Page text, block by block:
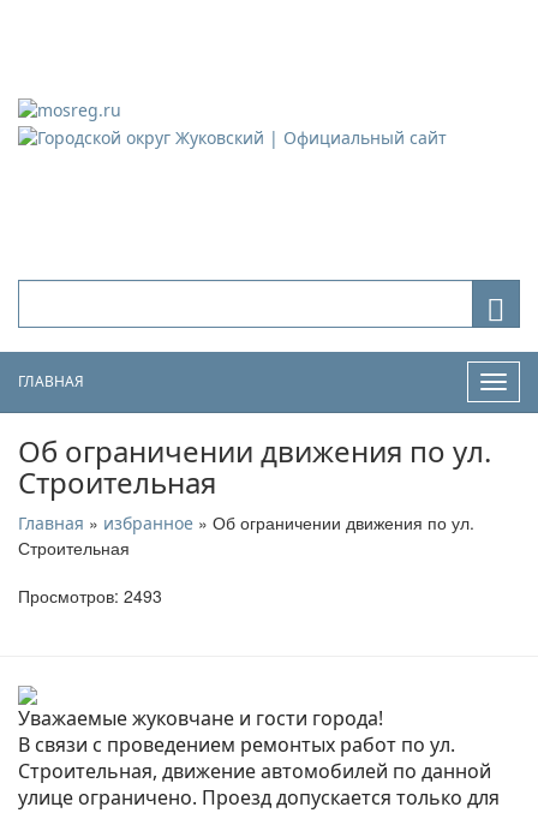
ГЛАВНАЯ
Об ограничении движения по ул.
Строительная
Главная » избранное » Об ограничении движения по ул.
Строительная
Просмотров: 2493
Уважаемые жуковчане и гости города!
В связи с проведением ремонтых работ по ул.
Строительная, движение автомобилей по данной
улице ограничено. Проезд допускается только для